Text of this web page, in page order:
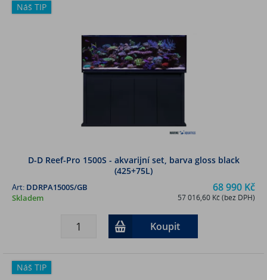
Náš TIP
D-D Reef-Pro 1500S - akvarijní set, barva gloss black
(425+75L)
68 990 Kč
57 016,60 Kč (bez DPH)
Art: DDRPA1500S/GB
Skladem
Koupit
Náš TIP